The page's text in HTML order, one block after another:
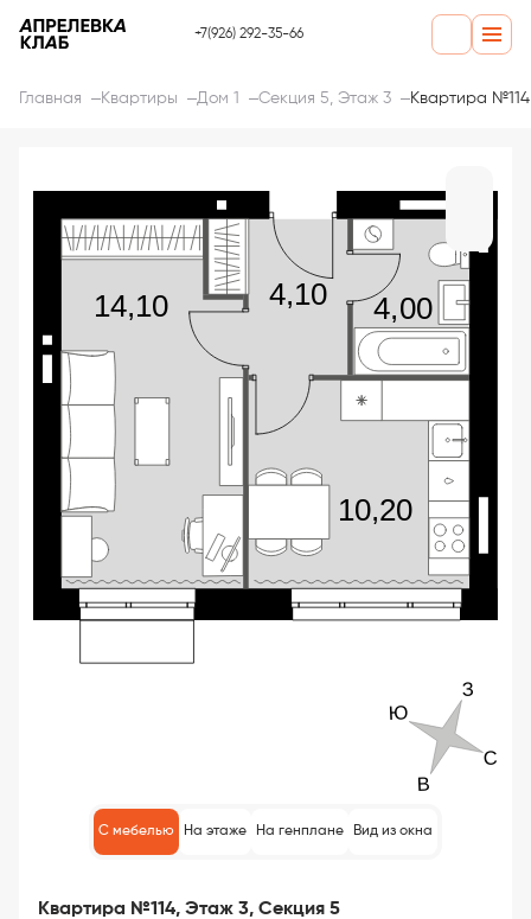
+7(926) 292-35-66
Главная Квартиры Дом 1 Секция 5, Этаж 3 Квартира №114
С мебелью На этаже На генплане Вид из окна
Квартира №114, Этаж 3, Секция 5